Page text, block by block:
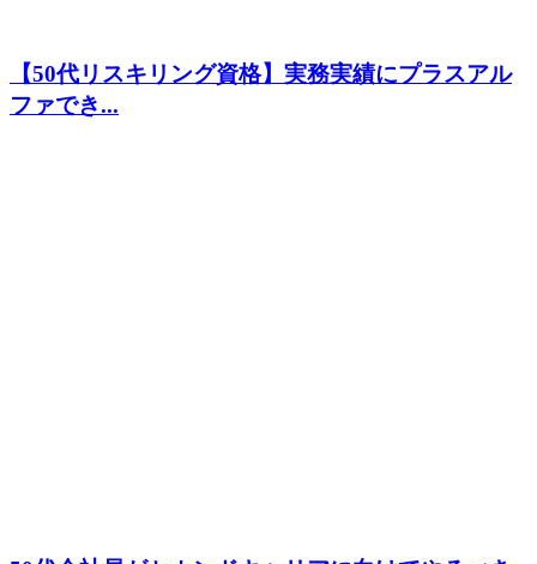
【50代リスキリング資格】実務実績にプラスアル
ファでき...